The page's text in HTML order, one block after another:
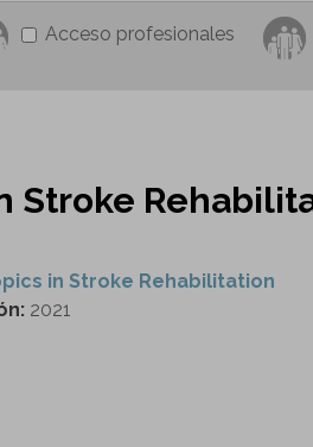
Acceso profesionales
Stroke
in Stroke Rehabilitation
2021